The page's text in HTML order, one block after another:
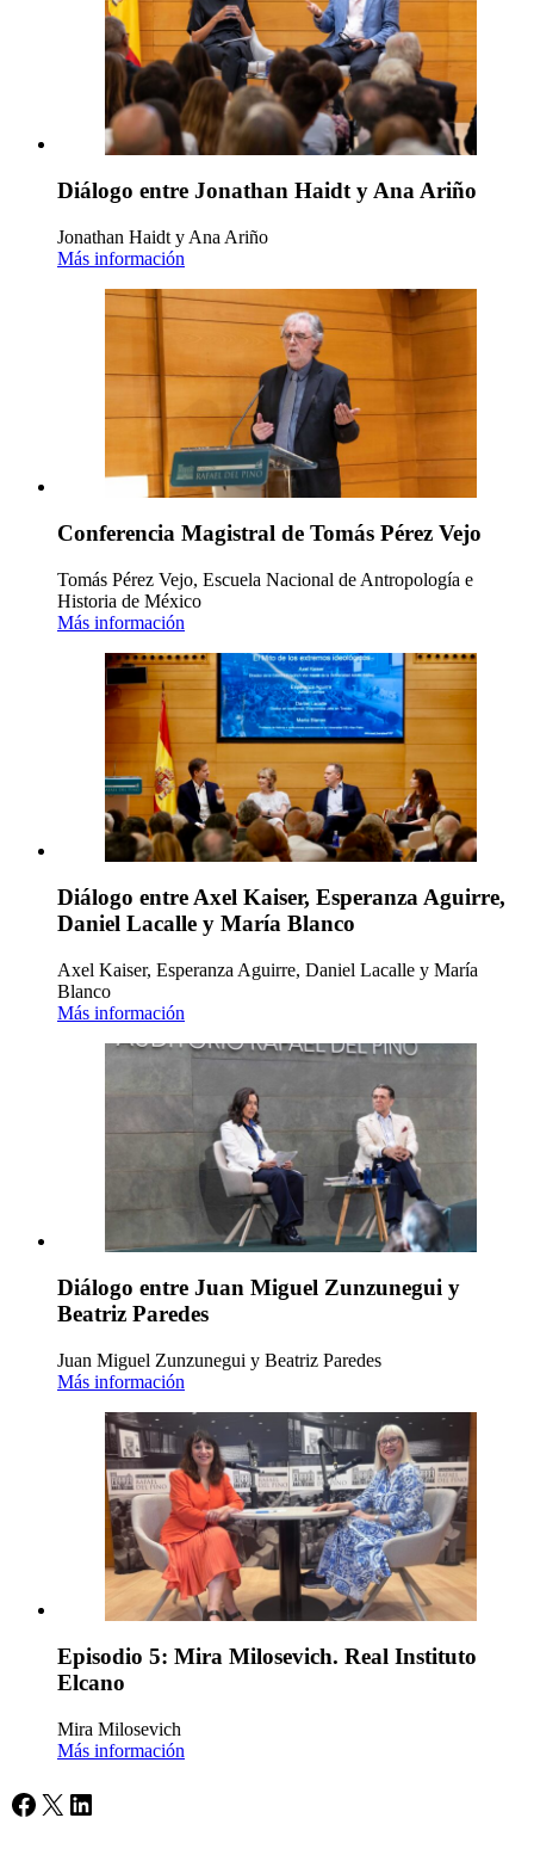
Diálogo entre Jonathan Haidt y Ana Ariño
Jonathan Haidt y Ana Ariño
Más información
Conferencia Magistral de Tomás Pérez Vejo
Tomás Pérez Vejo, Escuela Nacional de Antropología e
Historia de México
Más información
Diálogo entre Axel Kaiser, Esperanza Aguirre,
Daniel Lacalle y María Blanco
Axel Kaiser, Esperanza Aguirre, Daniel Lacalle y María
Blanco
Más información
Diálogo entre Juan Miguel Zunzunegui y
Beatriz Paredes
Juan Miguel Zunzunegui y Beatriz Paredes
Más información
Episodio 5: Mira Milosevich. Real Instituto
Elcano
Mira Milosevich
Más información
Facebook
X LinkedIn